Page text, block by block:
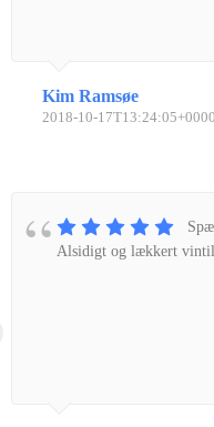
Kim Ramsøe
2018-10-17T13:24:05+0000
Alsidigt og lækkert